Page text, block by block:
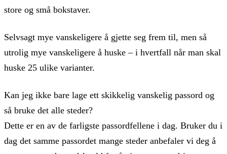
store og små bokstaver.
Selvsagt mye vanskeligere å gjette seg frem til, men så
utrolig mye vanskeligere å huske – i hvertfall når man skal
huske 25 ulike varianter.
Kan jeg ikke bare lage ett skikkelig vanskelig passord og
så bruke det alle steder?
‍Dette er en av de farligste passordfellene i dag. Bruker du i
dag det samme passordet mange steder anbefaler vi deg å